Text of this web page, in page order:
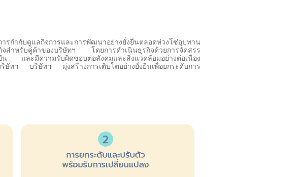
ำกับดูแลกิจการและการพัฒนาอย่างยั่งยืนตลอดห่วงโซ่อุปทาน
จสำหรับคู่ค้าของบริษัทฯ โดยการดำเนินธุรกิจด้วยการจัดสรร
และมีความรับผิดชอบต่อสังคมและสิ่งแวดล้อมอย่างต่อเนื่อง
ริษัทฯ บริษัทฯ มุ่งสร้างการเติบโตอย่างยั่งยืนเพื่อยกระดับการ